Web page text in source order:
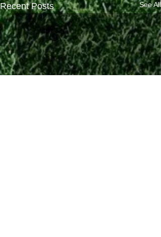
Recent Posts See All